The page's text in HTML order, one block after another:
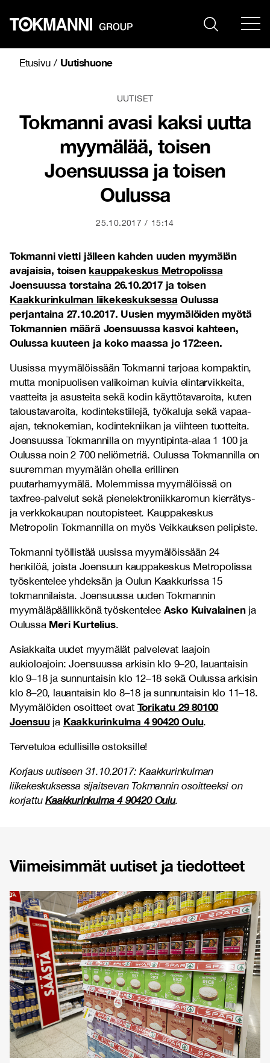
sisältöön
Etusivu/ Uutishuone
UUTISET
Tokmanni avasi kaksi uutta
myymälää, toisen
Joensuussa ja toisen
Oulussa
25.10.2017 15:14
Tokmanni vietti jälleen kahden uuden myymälän
avajaisia, toisen kauppakeskus Metropolissa
Joensuussa torstaina 26.10.2017 ja toisen
Kaakkurinkulman liikekeskuksessa Oulussa
perjantaina 27.10.2017. Uusien myymälöiden myötä
Tokmannien määrä Joensuussa kasvoi kahteen,
Oulussa kuuteen ja koko maassa jo 172:een.
Uusissa myymälöissään Tokmanni tarjoaa kompaktin,
mutta monipuolisen valikoiman kuivia elintarvikkeita,
vaatteita ja asusteita sekä kodin käyttötavaroita, kuten
taloustavaroita, kodintekstiilejä, työkaluja sekä vapaa-
ajan, teknokemian, kodintekniikan ja viihteen tuotteita.
Joensuussa Tokmannilla on myyntipinta-alaa 1 100 ja
Oulussa noin 2 700 neliömetriä. Oulussa Tokmannilla on
suuremman myymälän ohella erillinen
puutarhamyymälä. Molemmissa myymälöissä on
taxfree-palvelut sekä pienelektroniikkaromun kierrätys-
ja verkkokaupan noutopisteet. Kauppakeskus
Metropolin Tokmannilla on myös Veikkauksen pelipiste.
Tokmanni työllistää uusissa myymälöissään 24
henkilöä, joista Joensuun kauppakeskus Metropolissa
työskentelee yhdeksän ja Oulun Kaakkurissa 15
tokmannilaista. Joensuussa uuden Tokmannin
myymäläpäällikkönä työskentelee Asko Kuivalainenja
Oulussa Meri Kurtelius.
Asiakkaita uudet myymälät palvelevat laajoin
aukioloajoin: Joensuussa arkisin klo 9–20, lauantaisin
klo 9–18 ja sunnuntaisin klo 12–18 sekä Oulussa arkisin
klo 8–20, lauantaisin klo 8–18 ja sunnuntaisin klo 11–18.
Myymälöiden osoitteet ovat Torikatu 29 80100
Joensuuja Kaakkurinkulma 4 90420 Oulu.
Tervetuloa edullisille ostoksille!
Korjaus uutiseen 31.10.2017: Kaakkurinkulman
liikekeskuksessa sijaitsevan Tokmannin osoitteeksi on
korjattuKaakkurinkulma 4 90420 Oulu.
Viimeisimmät uutiset ja tiedotteet